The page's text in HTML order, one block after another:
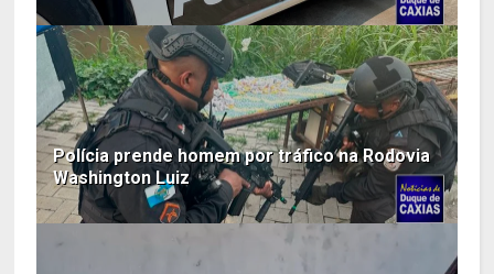
Polícia prende homem por tráfico na Rodovia
Washington Luiz